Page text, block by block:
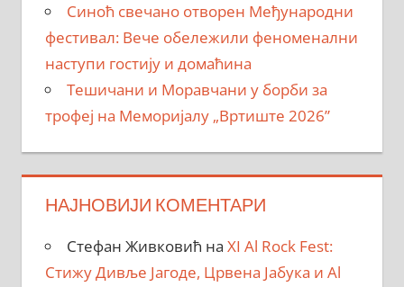
Синоћ свечано отворен Међународни
фестивал: Вече обележили феноменални
наступи гостију и домаћина
Тешичани и Моравчани у борби за
трофеј на Меморијалу „Вртиште 2026”
НАЈНОВИЈИ КОМЕНТАРИ
Стефан Живковић на XI Al Rock Fest:
Стижу Дивље Јагоде, Црвена Јабука и Al